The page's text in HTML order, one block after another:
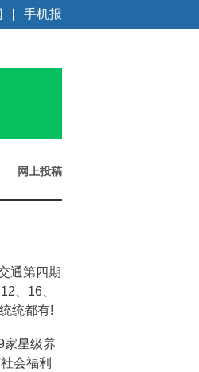
手机报
网上投稿
通第四期
、16、
统都有!
家星级养
会福利